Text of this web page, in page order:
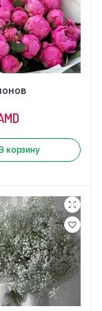
корзину